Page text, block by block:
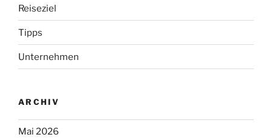
Reiseziel
Tipps
Unternehmen
ARCHIV
Mai 2026